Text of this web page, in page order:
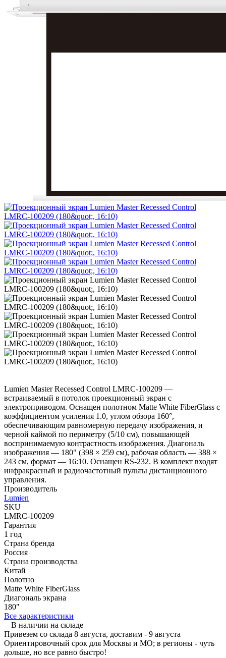
Lumien Master Recessed Control LMRC-100209 —
встраиваемый в потолок проекционный экран с
электроприводом. Оснащен полотном Matte White FiberGlass с
коэффициентом усиления 1.0, углом обзора 160°,
обеспечивающим равномерную передачу изображения, и
черной каймой по периметру (5/10 см), повышающей
воспринимаемую контрастность изображения. Диагональ
изображения — 180" (398 × 259 см), рабочая область — 388 ×
243 см, формат — 16:10. Оснащен RS-232. В комплект входят
инфракрасный и радиочастотный пульты дистанционного
управления.
Производитель
Lumien
SKU
LMRC-100209
Гарантия
1 год
Страна бренда
Россия
Страна производства
Китай
Полотно
Matte White FiberGlass
Диагональ экрана
180"
Все характеристики
В наличии на складе
Привезем со склада 8 августа, доставим - 9 августа
Ориентировочный срок для Москвы и МО; в регионы - чуть
дольше, но все равно быстро!